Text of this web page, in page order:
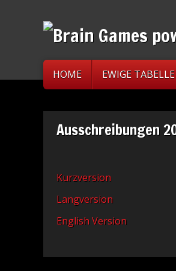
HOME EWIGE TABELLE
Ausschreibungen
Kurzversion
Langversion
English Version